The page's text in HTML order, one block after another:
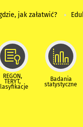
jak załatwić?
REGON,
TERYT, Badania
statystyczne